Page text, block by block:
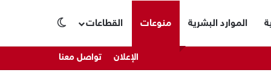
الموارد البشرية منوعات القطاعات
الإعلان تواصل معنا